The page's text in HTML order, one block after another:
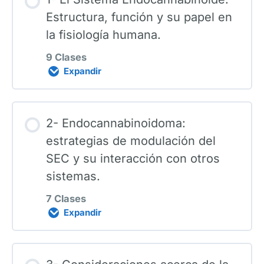
Christopher Leavitt
Alfred Castillejo
Diego Bertone
Veronica Codesido
Julian Klehenz
Estructura, función y su papel en
la fisiología humana.
9 Clases
Expandir
0% COMPLETADO 0/9 pasos
1. Presentación e introducción.
2. La planta en el sistema
2- Endocannabinoidoma:
estrategias de modulación del
SEC y su interacción con otros
sistemas.
7 Clases
Expandir